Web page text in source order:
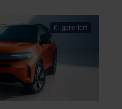
KI-generiert